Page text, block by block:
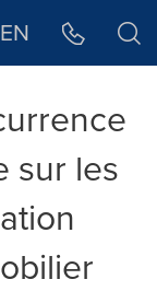
EN
sur les